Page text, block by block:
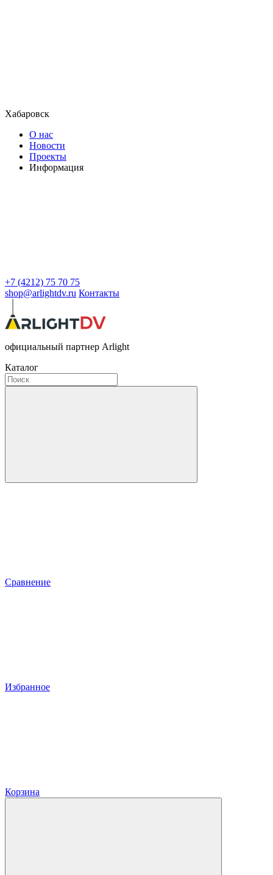
Хабаровск
О нас
Новости
Проекты
Информация
+7 (4212) 75 70 75
shop@arlightdv.ru Контакты
официальный партнер Arlight
Каталог
Сравнение
Избранное
Корзина